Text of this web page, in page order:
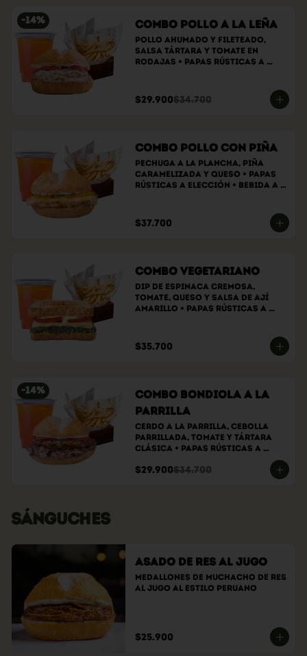
-14% Combo Pollo a la Leña
Pollo ahumado y fileteado,
Salsa tártara y tomate en
rodajas + papas rústicas a
$29.900$34.700
Combo Pollo con Piña
Pechuga a la plancha, piña
caramelizada y queso + papas
rústicas a elección + bebida a
$37.700
Combo Vegetariano
Dip de espinaca cremosa,
tomate, queso y salsa de ají
amarillo + papas rústicas a
$35.700
-14%
Combo bondiola a la
parrilla
Cerdo a la parrilla, cebolla
parrillada, tomate y tártara
clásica + papas rústicas a
$29.900$34.700
SÁNGUCHES
Asado de Res al Jugo
Medallones de muchacho de res
al jugo al estilo peruano
$25.900